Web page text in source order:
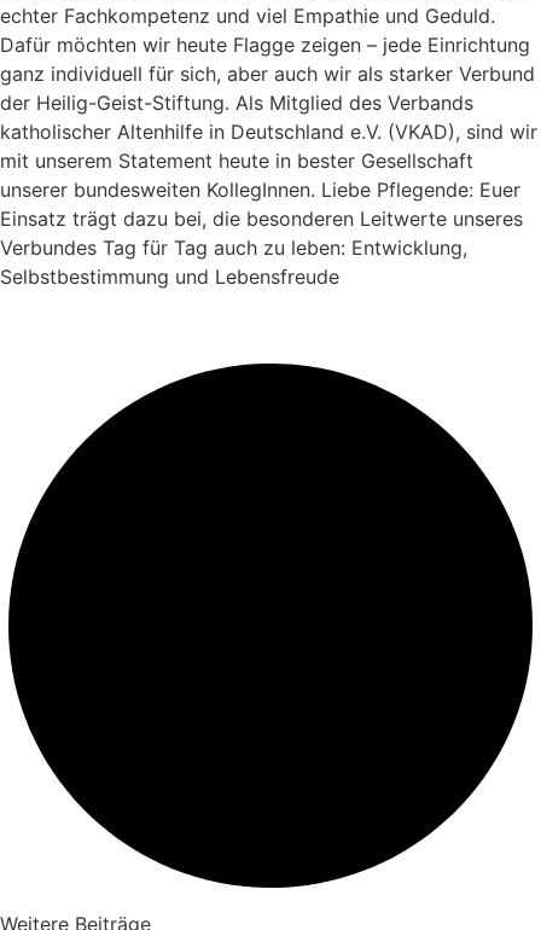
echter Fachkompetenz und viel Empathie und Geduld.
Dafür möchten wir heute Flagge zeigen – jede Einrichtung
ganz individuell für sich, aber auch wir als starker Verbund
der Heilig-Geist-Stiftung. Als Mitglied des Verbands
katholischer Altenhilfe in Deutschland e.V. (VKAD), sind wir
mit unserem Statement heute in bester Gesellschaft
unserer bundesweiten KollegInnen. Liebe Pflegende: Euer
Einsatz trägt dazu bei, die besonderen Leitwerte unseres
Verbundes Tag für Tag auch zu leben: Entwicklung,
Selbstbestimmung und Lebensfreude
Weitere Beiträge